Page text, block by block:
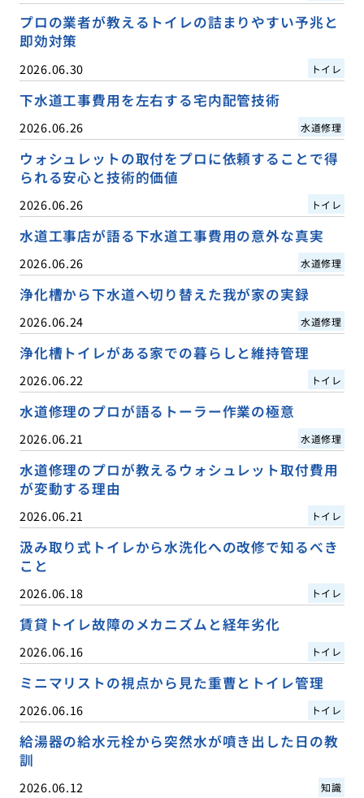
プロの業者が教えるトイレの詰まりやすい予兆と
即効対策
2026.06.30 トイレ
下水道工事費用を左右する宅内配管技術
2026.06.26 水道修理
ウォシュレットの取付をプロに依頼することで得
られる安心と技術的価値
2026.06.26 トイレ
水道工事店が語る下水道工事費用の意外な真実
2026.06.26 水道修理
浄化槽から下水道へ切り替えた我が家の実録
2026.06.24 水道修理
浄化槽トイレがある家での暮らしと維持管理
2026.06.22 トイレ
水道修理のプロが語るトーラー作業の極意
2026.06.21 水道修理
水道修理のプロが教えるウォシュレット取付費用
が変動する理由
2026.06.21 トイレ
汲み取り式トイレから水洗化への改修で知るべき
こと
2026.06.18 トイレ
賃貸トイレ故障のメカニズムと経年劣化
2026.06.16 トイレ
ミニマリストの視点から見た重曹とトイレ管理
2026.06.16 トイレ
給湯器の給水元栓から突然水が噴き出した日の教
訓
2026.06.12 知識